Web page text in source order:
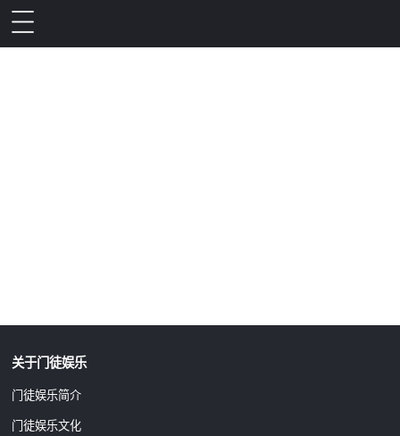
关于门徒娱乐
门徒娱乐简介
门徒娱乐文化